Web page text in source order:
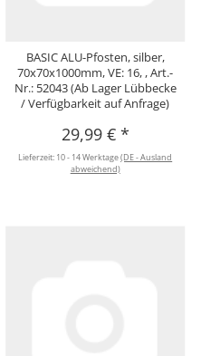
BASIC ALU-Pfosten, silber,
70x70x1000mm, VE: 16, , Art.-
Nr.: 52043 (Ab Lager Lübbecke
/ Verfügbarkeit auf Anfrage)
29,99 € *
Lieferzeit: 10 - 14 Werktage(DE - Ausland
abweichend)